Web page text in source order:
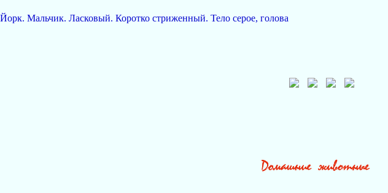
Мальчик. Ласковый. Коротко стриженный. Тело серое, голова